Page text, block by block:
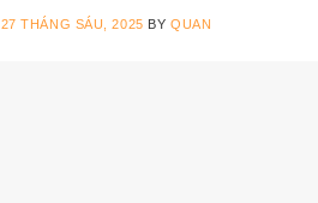
27 THÁNG SÁU, 2025 BY QUAN